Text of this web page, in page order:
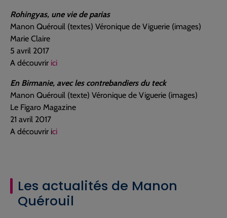
Rohingyas, une vie de parias
Manon Quérouil (textes) Véronique de Viguerie (images)
Marie Claire
5 avril 2017
A découvrir ici
En Birmanie, avec les contrebandiers du teck
Manon Quérouil (texte) Véronique de Viguerie (images)
Le Figaro Magazine
21 avril 2017
A découvrir ici
Les actualités de Manon
Quérouil